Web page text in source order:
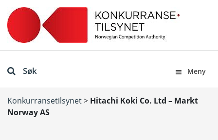
Søk Meny
Konkurransetilsynet> Hitachi Koki Co. Ltd – Markt
Norway AS